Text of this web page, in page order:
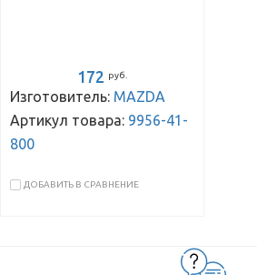
172 руб.
Изготовитель: MAZDA
Артикул товара: 9956-41-
800
ДОБАВИТЬ В СРАВНЕНИЕ